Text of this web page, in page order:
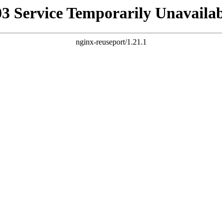
Service Temporarily
nginx-reuseport/1.21.1